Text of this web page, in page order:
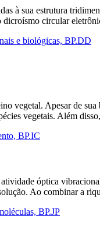
à sua estrutura
circular
e biológicas, BP.DD
vegetal. Apesar de
vegetais. Além
BP.IC
óptica
Ao combinar a
BP.JP